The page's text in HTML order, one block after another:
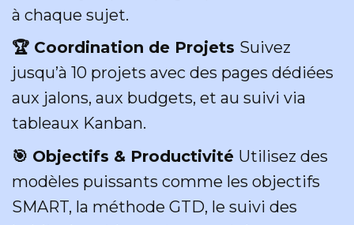
à chaque sujet.
🏆 Coordination de Projets Suivez
jusqu’à 10 projets avec des pages dédiées
aux jalons, aux budgets, et au suivi via
tableaux Kanban.
🎯 Objectifs & Productivité Utilisez des
modèles puissants comme les objectifs
SMART, la méthode GTD, le suivi des